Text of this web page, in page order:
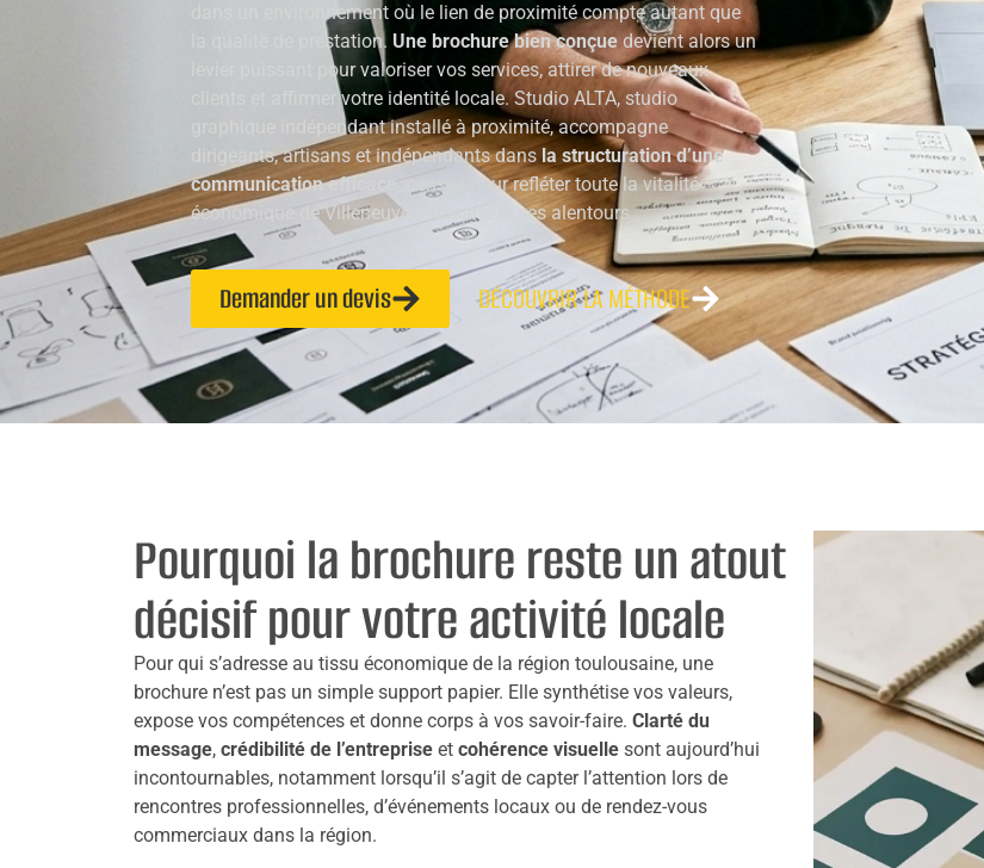
dans un environnement où le lien de proximité compte autant que
la qualité de prestation. Une brochure bien conçuedevient alors un
levier puissant pour valoriser vos services, attirer de nouveaux
clients et affirmer votre identité locale. Studio ALTA, studio
graphique indépendant installé à proximité, accompagne
dirigeants, artisans et indépendants dans la structuration d’une
communication efficace
, pensée pour refléter toute la vitalité
économique de Villeneuve-Tolosane et ses alentours.
Demander un devis DÉCOUVRIR LA MÉTHODE
Pourquoi la brochure reste un atout
décisif pour votre activité locale
Pour qui s’adresse au tissu économique de la région toulousaine, une
brochure n’est pas un simple support papier. Elle synthétise vos valeurs,
expose vos compétences et donne corps à vos savoir-faire. Clarté du
message, crédibilité de l’entreprise et cohérence visuelle sont aujourd’hui
incontournables, notamment lorsqu’il s’agit de capter l’attention lors de
rencontres professionnelles, d’événements locaux ou de rendez-vous
commerciaux dans la région.